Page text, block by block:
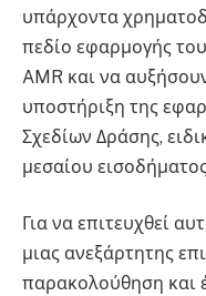
υπάρχοντα
πεδίο εφαρμογής
AMR και να
υποστήριξη της
Σχεδίων Δράσης,
μεσαίου
Για να επιτευχθεί
μιας ανεξάρτητης
παρακολούθηση και